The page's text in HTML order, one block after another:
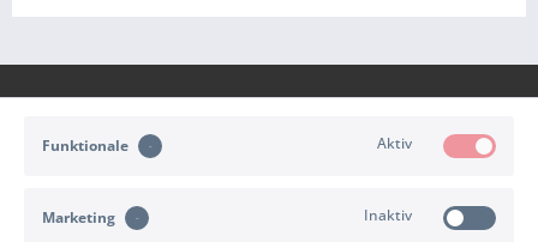
Funktionale Aktiv
Marketing Inaktiv